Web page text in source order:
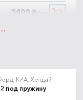
3400 руб.
КИА, Хендай
под пружину